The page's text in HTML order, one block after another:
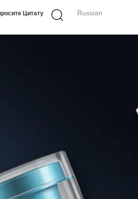
Russian
Цитату